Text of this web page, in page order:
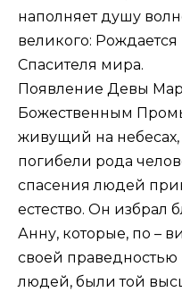
наполняет душу
великого:
Спасителя мира.
Появление Девы
Божественным
живущий на небесах,
погибели рода
спасения людей
естество. Он избрал
Анну, которые, по –
своей
людей, были той